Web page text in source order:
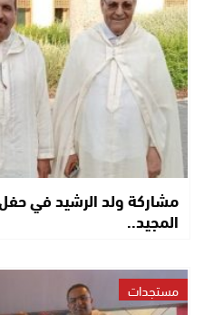
مشاركة ولد الرشيد في
المجيد..
مستجدات